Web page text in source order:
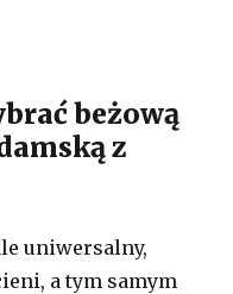
beżową
z
uniwersalny,
a tym samym